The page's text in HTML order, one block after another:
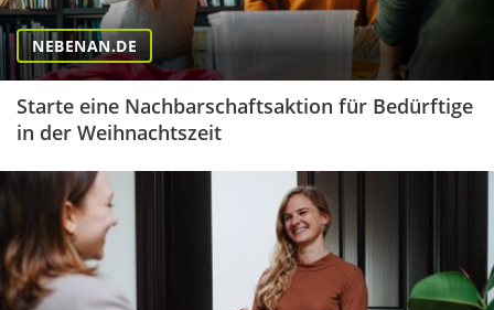
NEBENAN.DE
Starte eine Nachbarschaftsaktion für Bedürftige
in der Weihnachtszeit